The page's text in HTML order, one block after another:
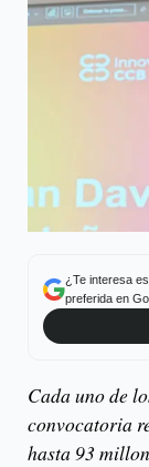
¿Te interesa
preferida en
Cada uno de
convocatoria
hasta 93